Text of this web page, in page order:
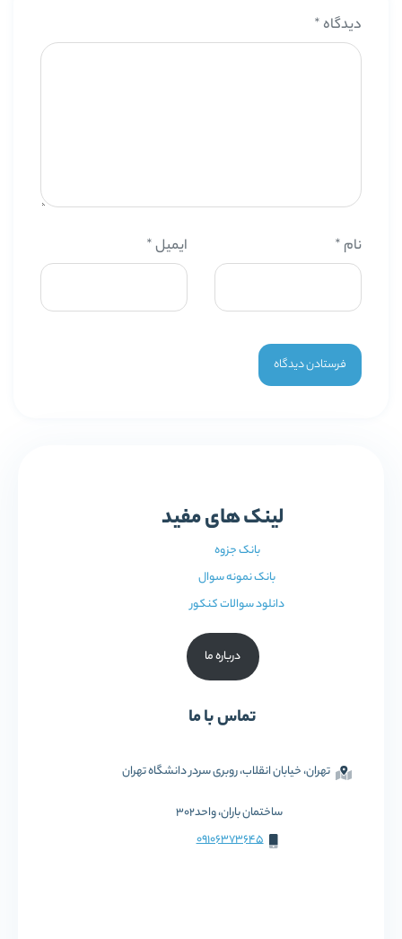
دیدگاه *
نام * ایمیل*
لینک های مفید
بانک جزوه
بانک نمونه سوال
دانلود سوالات کنکور
درباره ما
تماس با ما
تهران، خیابان انقلاب، روبری سردر دانشگاه تهران
ساختمان باران، واحد302
09106373645